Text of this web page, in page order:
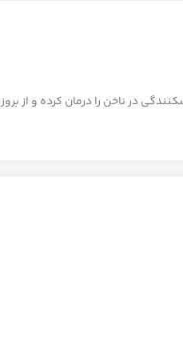
در ناخن را درمان کرده و از بروز